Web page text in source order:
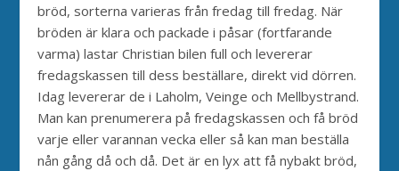
bröd, sorterna varieras från fredag till fredag. När
bröden är klara och packade i påsar (fortfarande
varma) lastar Christian bilen full och levererar
fredagskassen till dess beställare, direkt vid dörren.
Idag levererar de i Laholm, Veinge och Mellbystrand.
Man kan prenumerera på fredagskassen och få bröd
varje eller varannan vecka eller så kan man beställa
nån gång då och då. Det är en lyx att få nybakt bröd,